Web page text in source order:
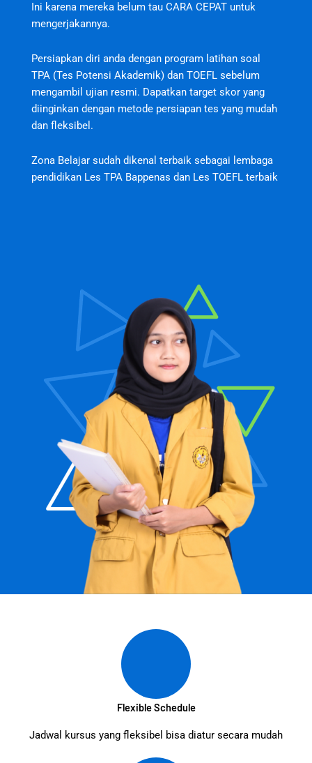
Ini karena mereka belum tau CARA CEPAT untuk
mengerjakannya.
Persiapkan diri anda dengan program latihan soal
TPA (Tes Potensi Akademik) dan TOEFL sebelum
mengambil ujian resmi. Dapatkan target skor yang
diinginkan dengan metode persiapan tes yang mudah
dan fleksibel.
Zona Belajar sudah dikenal terbaik sebagai lembaga
pendidikan Les TPA Bappenas dan Les TOEFL terbaik
Flexible Schedule
Jadwal kursus yang fleksibel bisa diatur secara mudah